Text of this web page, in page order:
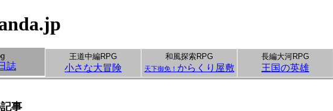
誌
王道中編RPG
小さな大冒険
和風探索RPG
天下御免！ からくり屋敷
長編大河RPG
王国の英雄
事